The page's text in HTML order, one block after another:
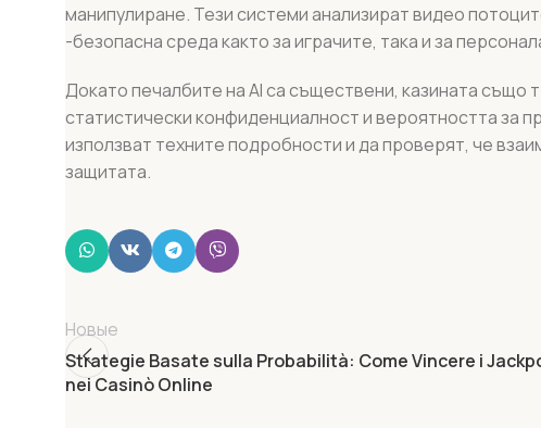
манипулиране. Тези системи анализират видео
-безопасна среда както за играчите, така и за
Докато печалбите на AI са съществени, казината
статистически конфиденциалност и вероятността за
използват техните подробности и да проверят, че
защитата.
Новые
Strategie Basate sulla Probabilità: Come Vincere i
nei Casinò Online